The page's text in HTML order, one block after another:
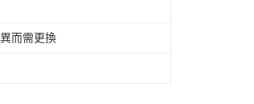
而需更換